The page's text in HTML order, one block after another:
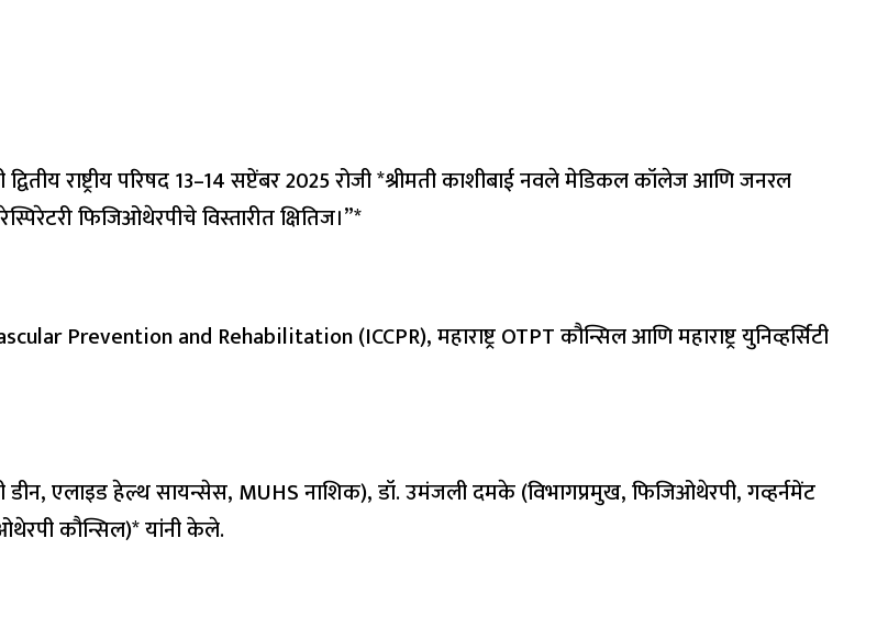
राष्ट्रीय परिषद 13–14 सप्टेंबर 2025 रोजी *श्रीमती काशीबाई नवले मेडिकल कॉलेज आणि जनरल
फिजिओथेरपीचे विस्तारीत क्षितिज।”*
Prevention and Rehabilitation (ICCPR), महाराष्ट्र OTPT कौन्सिल आणि महाराष्ट्र युनिव्हर्सिटी
डीन, एलाइड हेल्थ सायन्सेस, MUHS नाशिक), डॉ. उमंजली दमके (विभागप्रमुख, फिजिओथेरपी, गव्हर्नमेंट
कौन्सिल)* यांनी केले.